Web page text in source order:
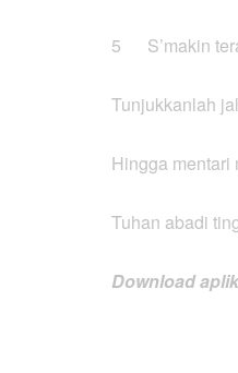
5 S’makin
Tunjukkanlah
Hingga mentari
Tuhan abadi
Download